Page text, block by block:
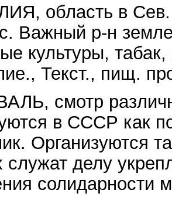
область в Сев.
Важный р-н
культуры, табак,
Текст., пищ.
смотр
в СССР как
Организуются
служат делу
солидарности